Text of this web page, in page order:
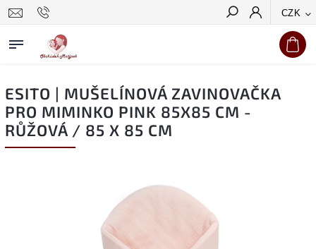
CZK
Hledat
ESITO | MUŠELÍNOVÁ ZAVINOVAČKA
PRO MIMINKO PINK 85X85 CM -
RŮŽOVÁ / 85 X 85 CM